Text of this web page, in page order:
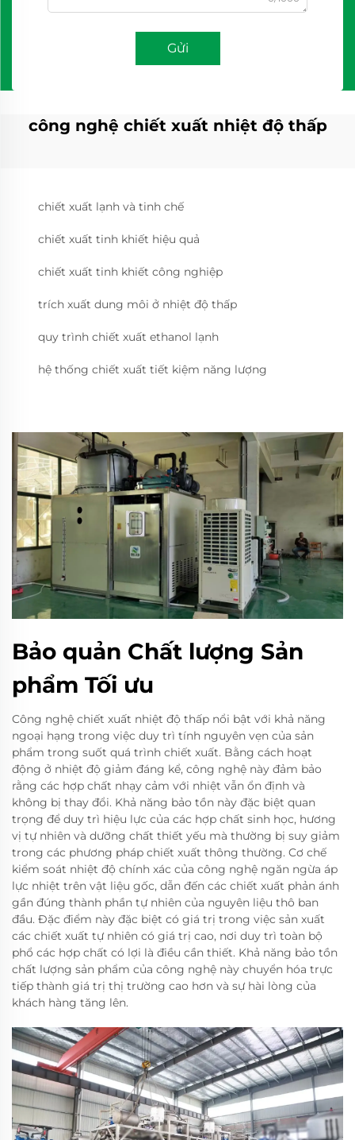
Gửi
công nghệ chiết xuất nhiệt độ thấp
chiết xuất lạnh và tinh chế
chiết xuất tinh khiết hiệu quả
chiết xuất tinh khiết công nghiệp
trích xuất dung môi ở nhiệt độ thấp
quy trình chiết xuất ethanol lạnh
hệ thống chiết xuất tiết kiệm năng lượng
Bảo quản Chất lượng Sản
phẩm Tối ưu
Công nghệ chiết xuất nhiệt độ thấp nổi bật với khả năng
ngoại hạng trong việc duy trì tính nguyên vẹn của sản
phẩm trong suốt quá trình chiết xuất. Bằng cách hoạt
động ở nhiệt độ giảm đáng kể, công nghệ này đảm bảo
rằng các hợp chất nhạy cảm với nhiệt vẫn ổn định và
không bị thay đổi. Khả năng bảo tồn này đặc biệt quan
trọng để duy trì hiệu lực của các hợp chất sinh học, hương
vị tự nhiên và dưỡng chất thiết yếu mà thường bị suy giảm
trong các phương pháp chiết xuất thông thường. Cơ chế
kiểm soát nhiệt độ chính xác của công nghệ ngăn ngừa áp
lực nhiệt trên vật liệu gốc, dẫn đến các chiết xuất phản ánh
gần đúng thành phần tự nhiên của nguyên liệu thô ban
đầu. Đặc điểm này đặc biệt có giá trị trong việc sản xuất
các chiết xuất tự nhiên có giá trị cao, nơi duy trì toàn bộ
phổ các hợp chất có lợi là điều cần thiết. Khả năng bảo tồn
chất lượng sản phẩm của công nghệ này chuyển hóa trực
tiếp thành giá trị thị trường cao hơn và sự hài lòng của
khách hàng tăng lên.